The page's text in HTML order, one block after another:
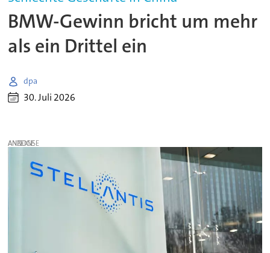
BMW-Gewinn bricht um mehr
als ein Drittel ein
dpa
30. Juli 2026
ANZEIGE